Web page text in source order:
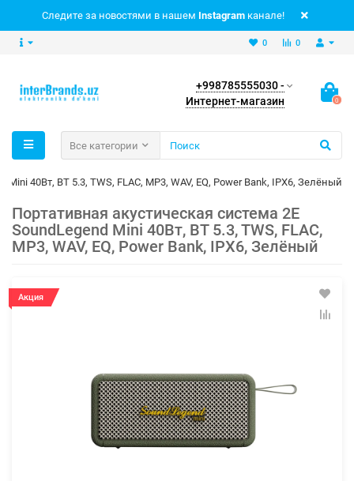
Следите за новостями в нашем Instagram канале!
0
0
+998785555030 -
Интернет-магазин
0
Все категории
40Вт, BT 5.3, TWS, FLAC, MP3, WAV, EQ, Power Bank, IPX6, Зелёный
Портативная акустическая система 2E
SoundLegend Mini 40Вт, BT 5.3, TWS, FLAC,
MP3, WAV, EQ, Power Bank, IPX6, Зелёный
Акция